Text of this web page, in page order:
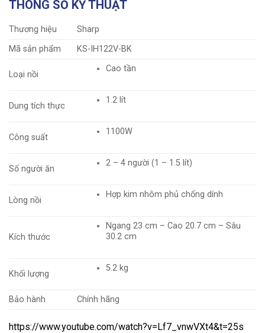
THÔNG SỐ KỸ THUẬT
Thương hiệu
Sharp
Mã sản phẩm
KS-IH122V-BK
Loại nồi
Cao tần
Dung tích thực
1.2 lít
Công suất
1100W
Số người ăn
2 – 4 người (1 – 1.5 lít)
Lòng nồi
Hợp kim nhôm phủ chống dính
Kích thước
Ngang 23 cm – Cao 20.7 cm – Sâu
30.2 cm
Khối lượng
5.2 kg
Bảo hành Chính hãng
https://www.youtube.com/watch?v=Lf7_vnwVXt4&t=25s